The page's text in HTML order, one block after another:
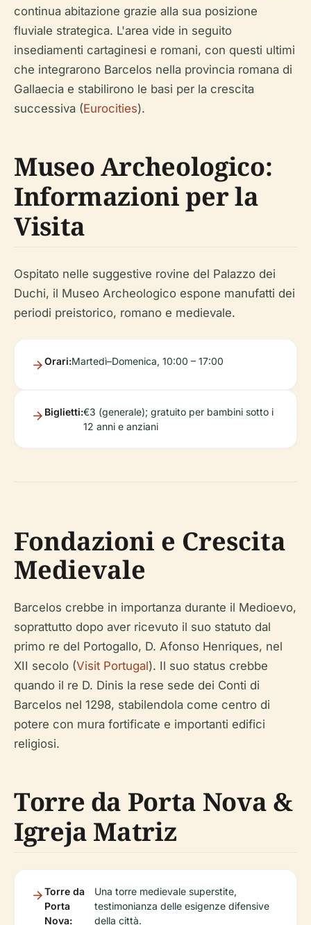
continua abitazione grazie alla sua posizione
fluviale strategica. L'area vide in seguito
insediamenti cartaginesi e romani, con questi ultimi
che integrarono Barcelos nella provincia romana di
Gallaecia e stabilirono le basi per la crescita
successiva (Eurocities).
Museo Archeologico:
Informazioni per la
Visita
Ospitato nelle suggestive rovine del Palazzo dei
Duchi, il Museo Archeologico espone manufatti dei
periodi preistorico, romano e medievale.
Orari:Martedì–Domenica, 10:00 – 17:00
Biglietti:€3 (generale); gratuito per bambini sotto i
12 anni e anziani
Fondazioni e Crescita
Medievale
Barcelos crebbe in importanza durante il Medioevo,
soprattutto dopo aver ricevuto il suo statuto dal
primo re del Portogallo, D. Afonso Henriques, nel
XII secolo (Visit Portugal). Il suo status crebbe
quando il re D. Dinis la rese sede dei Conti di
Barcelos nel 1298, stabilendola come centro di
potere con mura fortificate e importanti edifici
religiosi.
Torre da Porta Nova &
Igreja Matriz
Torre da
Porta
Nova:
Una torre medievale superstite,
testimonianza delle esigenze difensive
della città.